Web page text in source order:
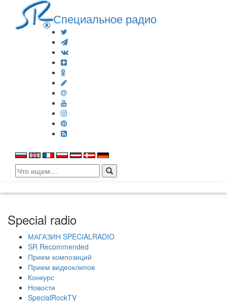
Специальное радио
Search
for:
Special radio
МАГАЗИН SPECIALRADIO
SR Recommended
Прием композиций
Прием видеоклипов
Конкурс
Новости
SpecialRockTV